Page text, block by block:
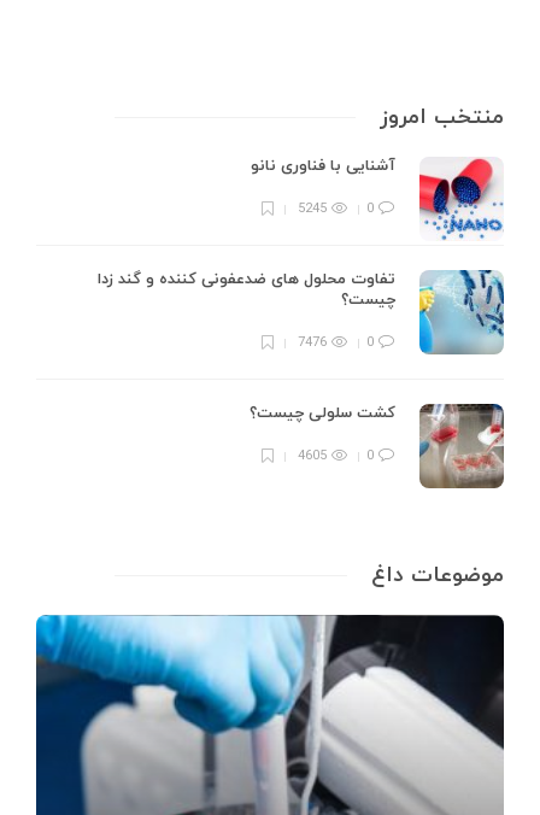
منتخب امروز
آشنایی با فناوری نانو
0
5245
تفاوت محلول های ضدعفونی کننده و گند زدا
چیست؟
0
7476
کشت سلولی چیست؟
0
4605
موضوعات داغ